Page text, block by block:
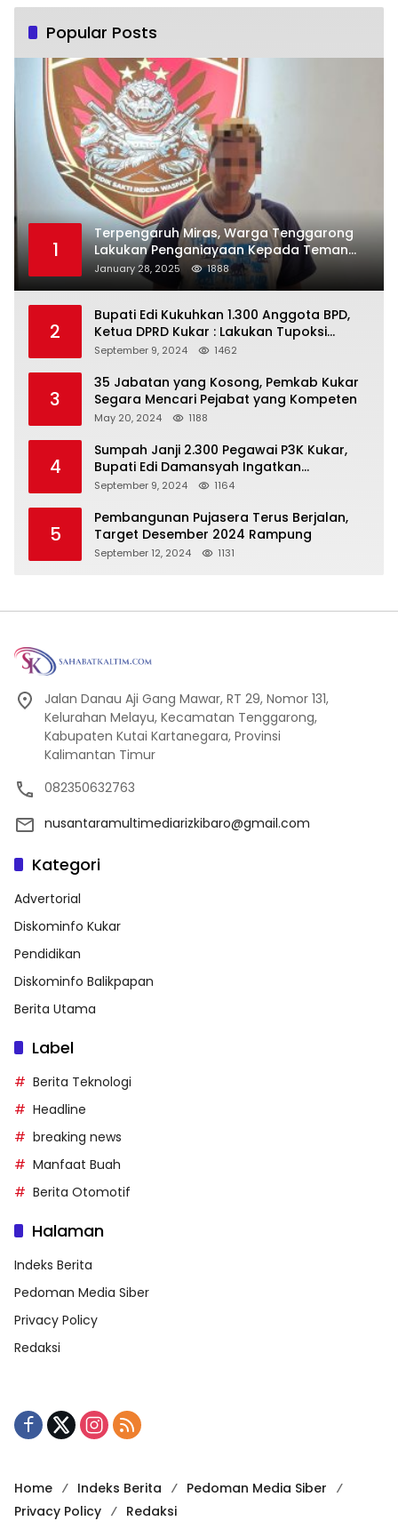
Popular Posts
1
Terpengaruh Miras, Warga Tenggarong
Lakukan Penganiayaan Kepada Teman
Sendiri
January 28, 2025 1888
2
Bupati Edi Kukuhkan 1.300 Anggota BPD,
Ketua DPRD Kukar : Lakukan Tupoksi
Dengan Baik Untuk Wujudkan
September 9, 2024 1462
3
35 Jabatan yang Kosong, Pemkab Kukar
Segara Mencari Pejabat yang Kompeten
May 20, 2024 1188
4
Sumpah Janji 2.300 Pegawai P3K Kukar,
Bupati Edi Damansyah Ingatkan
Tanggung Jawab Baru
September 9, 2024 1164
5
Pembangunan Pujasera Terus Berjalan,
Target Desember 2024 Rampung
September 12, 2024 1131
Jalan Danau Aji Gang Mawar, RT 29, Nomor 131,
Kelurahan Melayu, Kecamatan Tenggarong,
Kabupaten Kutai Kartanegara, Provinsi
Kalimantan Timur
082350632763
nusantaramultimediarizkibaro@gmail.com
Kategori
Advertorial
Diskominfo Kukar
Pendidikan
Diskominfo Balikpapan
Berita Utama
Label
Berita Teknologi
Headline
breaking news
Manfaat Buah
Berita Otomotif
Halaman
Indeks Berita
Pedoman Media Siber
Privacy Policy
Redaksi
Home Indeks Berita
Pedoman Media Siber
Privacy Policy
Redaksi